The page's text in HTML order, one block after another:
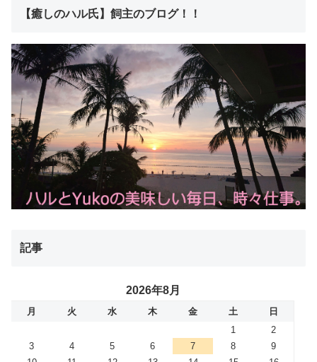
【癒しのハル氏】飼主のブログ！！
記事
2026年8月
月 火 水 木 金 土
日
1
2
3
4 5 6 7 8
9